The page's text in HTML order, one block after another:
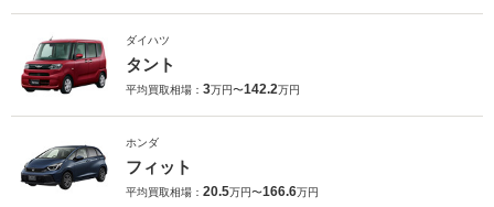
ダイハツ
タント
平均買取相場： 3万円〜142.2万円
ホンダ
フィット
平均買取相場： 20.5万円〜166.6万円